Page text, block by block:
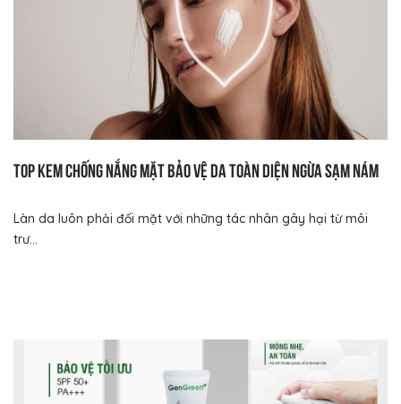
Top kem chống nắng mặt bảo vệ da toàn diện ngừa sạm nám
Làn da luôn phải đối mặt với những tác nhân gây hại từ môi
trư...